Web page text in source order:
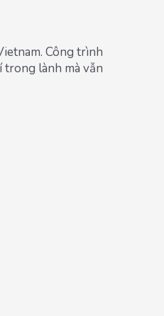
Công trình
trong lành mà vẫn